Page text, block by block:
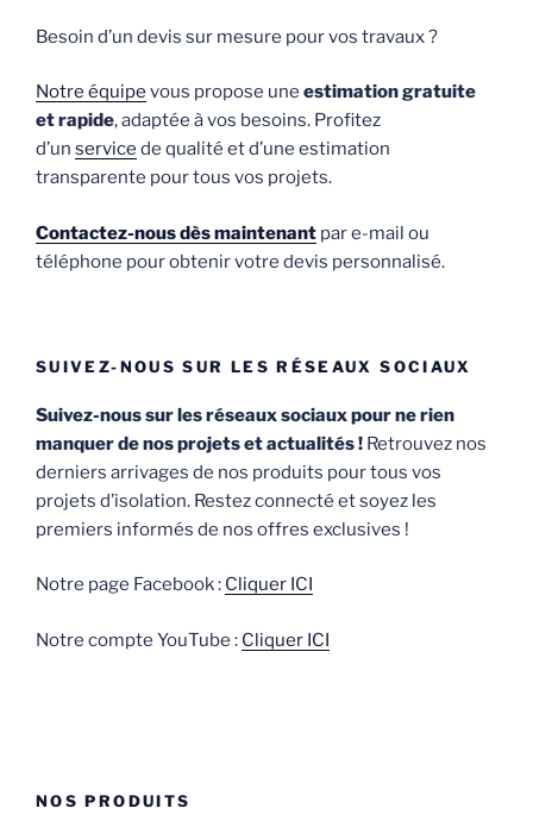
Besoin d’un devis sur mesure pour vos travaux ?
Notre équipe vous propose une estimation gratuite
et rapide, adaptée à vos besoins. Profitez
d’un service de qualité et d’une estimation
transparente pour tous vos projets.
Contactez-nous dès maintenant par e-mail ou
téléphone pour obtenir votre devis personnalisé.
SUIVEZ-NOUS SUR LES RÉSEAUX SOCIAUX
Suivez-nous sur les réseaux sociaux pour ne rien
manquer de nos projets et actualités ! Retrouvez nos
derniers arrivages de nos produits pour tous vos
projets d’isolation. Restez connecté et soyez les
premiers informés de nos offres exclusives !
Notre page Facebook : Cliquer ICI
Notre compte YouTube : Cliquer ICI
NOS PRODUITS